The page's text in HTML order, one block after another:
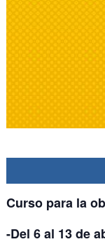
Curso para la
-Del 6 al 13 de